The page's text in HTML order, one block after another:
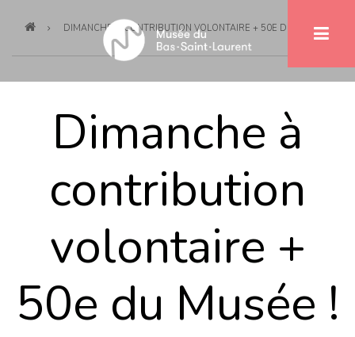
contenu
principal
Fil
DIMANCHE À CONTRIBUTION VOLONTAIRE + 50E DU MUSÉE !
Dimanche à
contribution
volontaire +
50e du Musée !